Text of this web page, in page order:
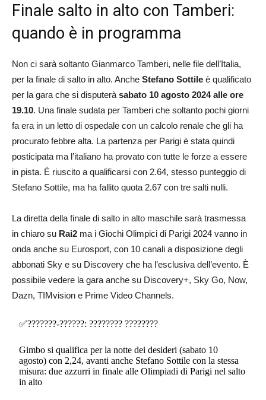
Finale salto in alto con Tamberi:
quando è in programma
Non ci sarà soltanto Gianmarco Tamberi, nelle file dell’Italia,
per la finale di salto in alto. Anche Stefano Sottile è qualificato
per la gara che si disputerà sabato 10 agosto 2024 alle ore
19.10. Una finale sudata per Tamberi che soltanto pochi giorni
fa era in un letto di ospedale con un calcolo renale che gli ha
procurato febbre alta. La partenza per Parigi è stata quindi
posticipata ma l’italiano ha provato con tutte le forze a essere
in pista. È riuscito a qualificarsi con 2.64, stesso punteggio di
Stefano Sottile, ma ha fallito quota 2.67 con tre salti nulli.
La diretta della finale di salto in alto maschile sarà trasmessa
in chiaro su Rai2 ma i Giochi Olimpici di Parigi 2024 vanno in
onda anche su Eurosport, con 10 canali a disposizione degli
abbonati Sky e su Discovery che ha l’esclusiva dell’evento. È
possibile vedere la gara anche su Discovery+, Sky Go, Now,
Dazn, TIMvision e Prime Video Channels.
✅???????-??????: ???????? ????????
Gimbo si qualifica per la notte dei desideri (sabato 10
agosto) con 2,24, avanti anche Stefano Sottile con la stessa
misura: due azzurri in finale alle Olimpiadi di Parigi nel salto
in alto